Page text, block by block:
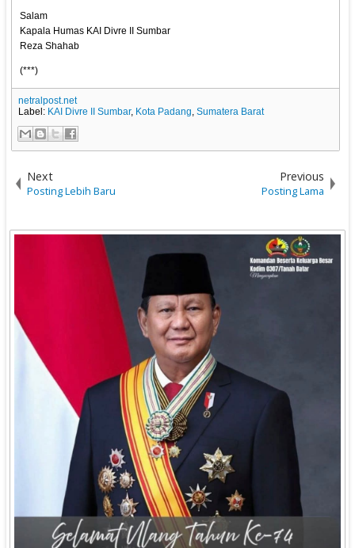
Salam
Kapala Humas KAI Divre II Sumbar
Reza Shahab
(***)
netralpost.net
Label: KAI Divre II Sumbar, Kota Padang,Sumatera Barat
Next
Posting Lebih Baru
Previous
Posting Lama